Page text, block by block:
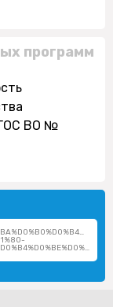
программ
ВО №
%D0%B2%D0%B0%D0%B3%D0%B8%D0%B4%D0%BE%D0%B2%D0%B8%D1%87/